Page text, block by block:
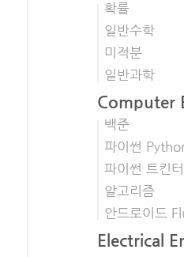
확률
일반수학
미적분
일반과학
Computer
백준
파이썬
파이썬 트킨
알고리즘
안드로이드
Electrical